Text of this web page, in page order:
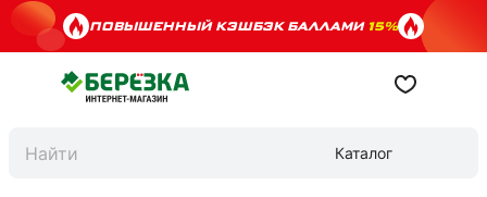
ПОВЫШЕННЫЙ КЭШБЭК БАЛЛАМИ15%
Каталог